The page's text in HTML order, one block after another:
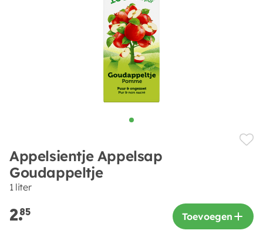
Appelsientje Appelsap
Goudappeltje
1 liter
2.85 Toevoegen